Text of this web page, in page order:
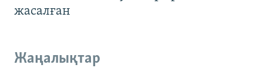
жасалған
Жаңалықтар